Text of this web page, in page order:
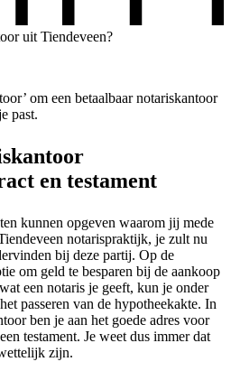
uit Tiendeveen?
om een betaalbaar notariskantoor
past.
en testament
kunnen opgeven waarom jij mede
notarispraktijk, je zult nu
bij deze partij. Op de
om geld te besparen bij de aankoop
een notaris je geeft, kun je onder
passeren van de hypotheekakte. In
ben je aan het goede adres voor
testament. Je weet dus immer dat
zijn.